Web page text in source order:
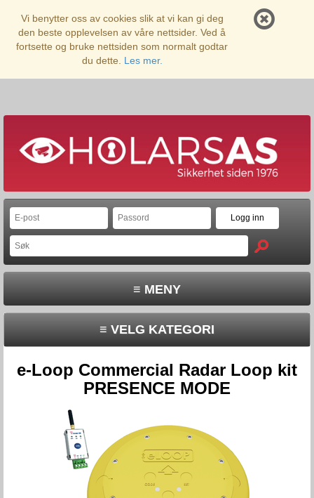
Vi benytter oss av cookies slik at vi kan gi deg
den beste opplevelsen av våre nettsider. Ved å
fortsette og bruke nettsiden som normalt godtar
du dette. Les mer.
≡ MENY
≡ VELG KATEGORI
e-Loop Commercial Radar Loop kit
PRESENCE MODE